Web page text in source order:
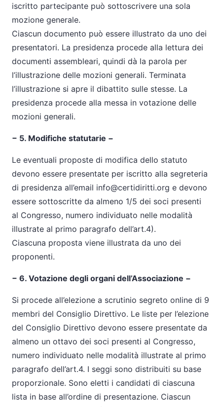
iscritto partecipante può sottoscrivere una sola
mozione generale.
Ciascun documento può essere illustrato da uno dei
presentatori. La presidenza procede alla lettura dei
documenti assembleari, quindi dà la parola per
l’illustrazione delle mozioni generali. Terminata
l’illustrazione si apre il dibattito sulle stesse. La
presidenza procede alla messa in votazione delle
mozioni generali.
− 5. Modifiche statutarie −
Le eventuali proposte di modifica dello statuto
devono essere presentate per iscritto alla segreteria
di presidenza all’email info@certidiritti.org e devono
essere sottoscritte da almeno 1/5 dei soci presenti
al Congresso, numero individuato nelle modalità
illustrate al primo paragrafo dell’art.4).
Ciascuna proposta viene illustrata da uno dei
proponenti.
− 6. Votazione degli organi dell’Associazione −
Si procede all’elezione a scrutinio segreto online di 9
membri del Consiglio Direttivo. Le liste per l’elezione
del Consiglio Direttivo devono essere presentate da
almeno un ottavo dei soci presenti al Congresso,
numero individuato nelle modalità illustrate al primo
paragrafo dell’art.4. I seggi sono distribuiti su base
proporzionale. Sono eletti i candidati di ciascuna
lista in base all’ordine di presentazione. Ciascun